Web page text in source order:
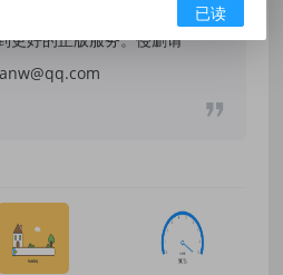
更好的正版服务。侵删请
已读